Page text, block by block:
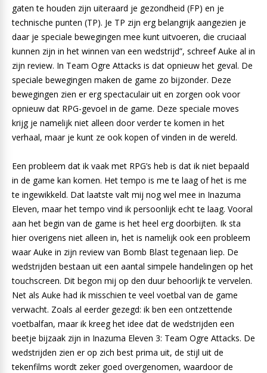
gaten te houden zijn uiteraard je gezondheid (FP) en je
technische punten (TP). Je TP zijn erg belangrijk aangezien je
daar je speciale bewegingen mee kunt uitvoeren, die cruciaal
kunnen zijn in het winnen van een wedstrijd”, schreef Auke al in
zijn review. In Team Ogre Attacks is dat opnieuw het geval. De
speciale bewegingen maken de game zo bijzonder. Deze
bewegingen zien er erg spectaculair uit en zorgen ook voor
opnieuw dat RPG-gevoel in de game. Deze speciale moves
krijg je namelijk niet alleen door verder te komen in het
verhaal, maar je kunt ze ook kopen of vinden in de wereld.
Een probleem dat ik vaak met RPG’s heb is dat ik niet bepaald
in de game kan komen. Het tempo is me te laag of het is me
te ingewikkeld. Dat laatste valt mij nog wel mee in Inazuma
Eleven, maar het tempo vind ik persoonlijk echt te laag. Vooral
aan het begin van de game is het heel erg doorbijten. Ik sta
hier overigens niet alleen in, het is namelijk ook een probleem
waar Auke in zijn review van Bomb Blast tegenaan liep. De
wedstrijden bestaan uit een aantal simpele handelingen op het
touchscreen. Dit begon mij op den duur behoorlijk te vervelen.
Net als Auke had ik misschien te veel voetbal van de game
verwacht. Zoals al eerder gezegd: ik ben een ontzettende
voetbalfan, maar ik kreeg het idee dat de wedstrijden een
beetje bijzaak zijn in Inazuma Eleven 3: Team Ogre Attacks. De
wedstrijden zien er op zich best prima uit, de stijl uit de
tekenfilms wordt zeker goed overgenomen, waardoor de